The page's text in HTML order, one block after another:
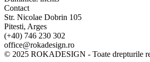
Contact
Str. Nicolae Dobrin 105
Pitesti, Arges
(+40) 746 230 302
office@rokadesign.ro
© 2025 ROKADESIGN - Toate drepturile